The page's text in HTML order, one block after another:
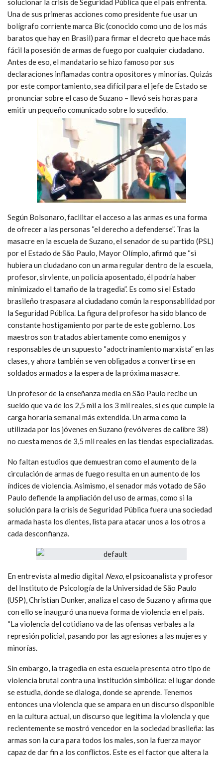
solucionar la crisis de Seguridad Pública que el país enfrenta.
Una de sus primeras acciones como presidente fue usar un
bolígrafo corriente marca Bic (conocido como uno de los más
baratos que hay en Brasil) para firmar el decreto que hace más
fácil la posesión de armas de fuego por cualquier ciudadano.
Antes de eso, el mandatario se hizo famoso por sus
declaraciones inflamadas contra opositores y minorías. Quizás
por este comportamiento, sea difícil para el jefe de Estado se
pronunciar sobre el caso de Suzano – llevó seis horas para
emitir un pequeño comunicado sobre lo sucedido.
Según Bolsonaro, facilitar el acceso a las armas es una forma
de ofrecer a las personas “el derecho a defenderse”. Tras la
masacre en la escuela de Suzano, el senador de su partido (PSL)
por el Estado de São Paulo, Mayor Olímpio, afirmó que “si
hubiera un ciudadano con un arma regular dentro de la escuela,
profesor, sirviente, un policía aposentado, él podría haber
minimizado el tamaño de la tragedia”. Es como si el Estado
brasileño traspasara al ciudadano común la responsabilidad por
la Seguridad Pública. La figura del profesor ha sido blanco de
constante hostigamiento por parte de este gobierno. Los
maestros son tratados abiertamente como enemigos y
responsables de un supuesto “adoctrinamiento marxista” en las
clases, y ahora también se ven obligados a convertirse en
soldados armados a la espera de la próxima masacre.
Un profesor de la enseñanza media en São Paulo recibe un
sueldo que va de los 2,5 mil a los 3 mil reales, si es que cumple la
carga horaria semanal más extendida. Un arma como la
utilizada por los jóvenes en Suzano (revólveres de calibre 38)
no cuesta menos de 3,5 mil reales en las tiendas especializadas.
No faltan estudios que demuestran como el aumento de la
circulación de armas de fuego resulta en un aumento de los
índices de violencia. Asimismo, el senador más votado de São
Paulo defiende la ampliación del uso de armas, como si la
solución para la crisis de Seguridad Pública fuera una sociedad
armada hasta los dientes, lista para atacar unos a los otros a
cada desconfianza.
En entrevista al medio digital Nexo, el psicoanalista y profesor
del Instituto de Psicología de la Universidad de São Paulo
(USP), Christian Dunker, analiza el caso de Suzano y afirma que
con ello se inauguró una nueva forma de violencia en el país.
“La violencia del cotidiano va de las ofensas verbales a la
represión policial, pasando por las agresiones a las mujeres y
minorías.
Sin embargo, la tragedia en esta escuela presenta otro tipo de
violencia brutal contra una institución simbólica: el lugar donde
se estudia, donde se dialoga, donde se aprende. Tenemos
entonces una violencia que se ampara en un discurso disponible
en la cultura actual, un discurso que legitima la violencia y que
recientemente se mostró vencedor en la sociedad brasileña: las
armas son la cura para todos los males, son la fuerza mayor
capaz de dar fin a los conflictos. Este es el factor que altera la